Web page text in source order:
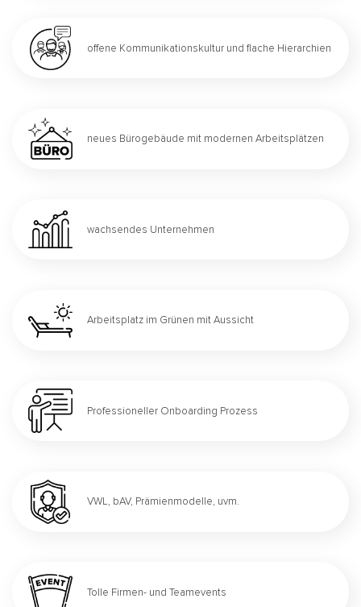
offene Kommunikationskultur und flache Hierarchien
neues Bürogebäude mit modernen Arbeitsplätzen
wachsendes Unternehmen
Arbeitsplatz im Grünen mit Aussicht
Professioneller Onboarding Prozess
VWL, bAV, Prämienmodelle, uvm.
Tolle Firmen- und Teamevents